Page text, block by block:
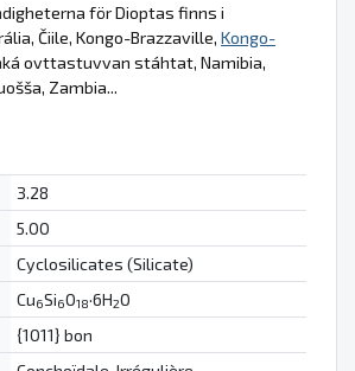
för Dioptas finns i
Čiile, Kongo-Brazzaville, Kongo-
ovttastuvvan stáhtat, Namibia,
Zambia...
3.28
5.00
Cyclosilicates (Silicate)
Cu6Si6O18·6H2O
{1011} bon